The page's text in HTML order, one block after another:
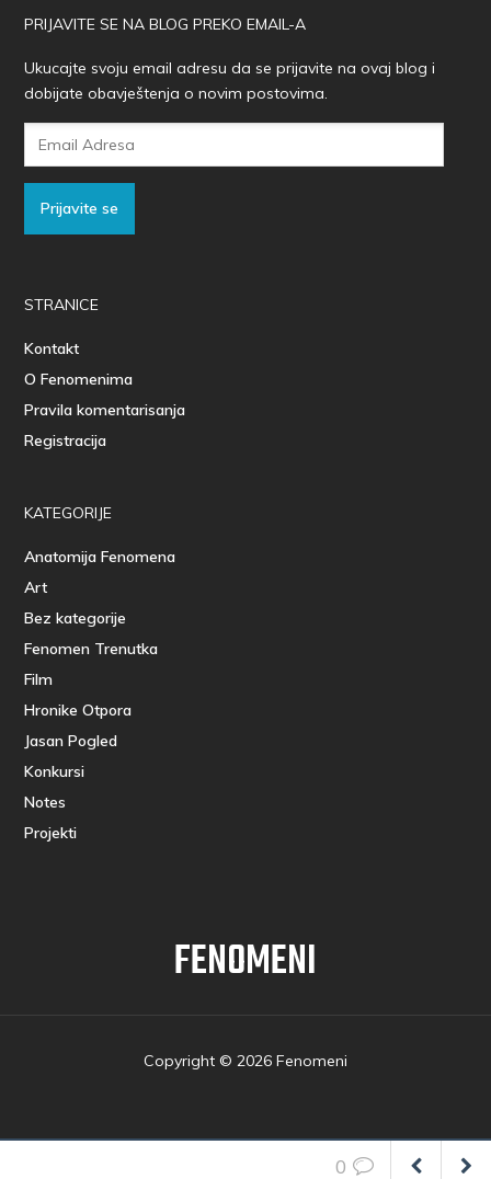
PRIJAVITE SE NA BLOG PREKO EMAIL-A
Ukucajte svoju email adresu da se prijavite na ovaj blog i
dobijate obavještenja o novim postovima.
Prijavite se
STRANICE
Kontakt
O Fenomenima
Pravila komentarisanja
Registracija
KATEGORIJE
Anatomija Fenomena
Art
Bez kategorije
Fenomen Trenutka
Film
Hronike Otpora
Jasan Pogled
Konkursi
Notes
Projekti
FENOMENI
Copyright © 2026 Fenomeni
0